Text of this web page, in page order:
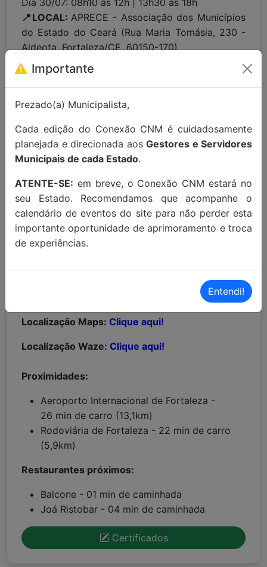
Dia 30/07: 08h10 às 12h | 13h30 às 18h
📍LOCAL:APRECE - Associação dos Municípios
do Estado do Ceará (Rua Maria Tomásia, 230 -
Aldeota, Fortaleza/CE, 60150-170)
Para maiores informações entre em
contato:contato@conexaocnm.org.br
Apoio Institucional:
Localização Maps: Clique aqui!
Localização Waze: Clique aqui!
Proximidades:
Aeroporto Internacional de Fortaleza -
26 min de carro (13,1km)
Rodoviária de Fortaleza - 22 min de carro
(5,9km)
Restaurantes próximos:
Balcone - 01 min de caminhada
Joá Ristobar - 04 min de caminhada
Certificados
Importante
Prezado(a) Municipalista,
Cada edição do Conexão CNM é cuidadosamente
planejada e direcionada aos Gestores e Servidores
Municipais de cada Estado.
ATENTE-SE: em breve, o Conexão CNM estará no
seu Estado. Recomendamos que acompanhe o
calendário de eventos do site para não perder esta
importante oportunidade de aprimoramento e troca
de experiências.
Entendi!